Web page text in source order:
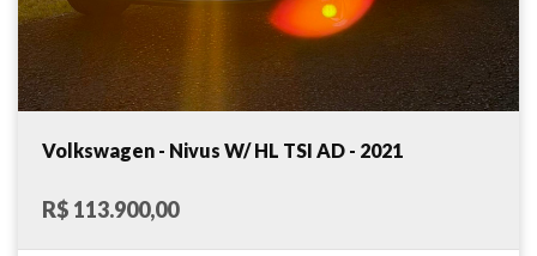
Volkswagen - Nivus W/ HL TSI AD - 2021
R$ 113.900,00